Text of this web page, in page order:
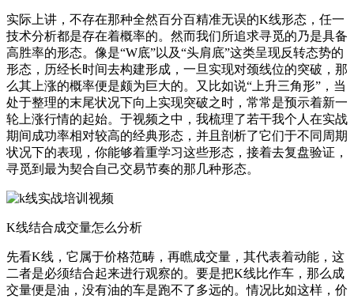
实际上讲，不存在那种全然百分百精准无误的K线形态，任一
技术分析都是存在着概率的。然而我们所追求寻觅的乃是具备
高胜率的形态。像是“W底”以及“头肩底”这类呈现反转态势的
形态，历经长时间去构建形成，一旦实现对颈线位的突破，那
么其上涨的概率便是颇为巨大的。又比如说“上升三角形”，当
处于整理的末尾状况下向上实现突破之时，常常是预示着新一
轮上涨行情的起始。于视频之中，我梳理了若干我个人在实战
期间成功率相对较高的经典形态，并且剖析了它们于不同周期
状况下的表现，你能够着重学习这些形态，接着去复盘验证，
寻觅到最为契合自己交易节奏的那几种形态。
K线结合成交量怎么分析
先看K线，它属于价格范畴，再瞧成交量，其代表着动能，这
二者是必须结合起来进行观察的。要是把K线比作车，那么成
交量便是油，没有油的车是跑不了多远的。情况比如这样，价